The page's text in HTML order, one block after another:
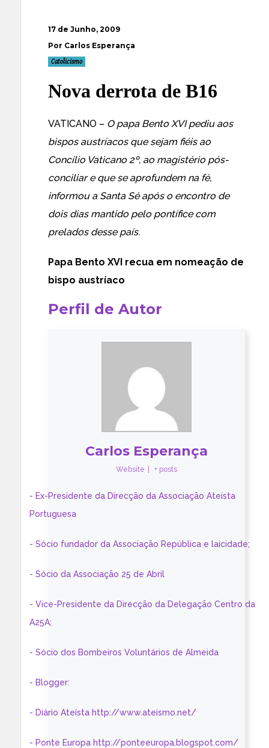
17 de Junho, 2009
Por Carlos Esperança
Catolicismo
Nova derrota de B16
VATICANO – O papa Bento XVI pediu aos
bispos austríacos que sejam fiéis ao
Concílio Vaticano 2º, ao magistério pós-
conciliar e que se aprofundem na fé,
informou a Santa Sé após o encontro de
dois dias mantido pelo pontífice com
prelados desse país.
Papa Bento XVI recua em nomeação de
bispo austríaco
Perfil de Autor
Carlos Esperança
Website + posts
- Ex-Presidente da Direcção da Associação Ateísta
Portuguesa
- Sócio fundador da Associação República e laicidade;
- Sócio da Associação 25 de Abril
- Vice-Presidente da Direcção da Delegação Centro da
A25A;
- Sócio dos Bombeiros Voluntários de Almeida
- Blogger:
- Diário Ateísta http://www.ateismo.net/
- Ponte Europa http://ponteeuropa.blogspot.com/